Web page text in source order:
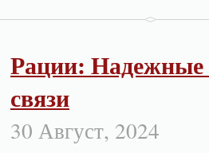
Рации: Надежные
связи
30 Август, 2024